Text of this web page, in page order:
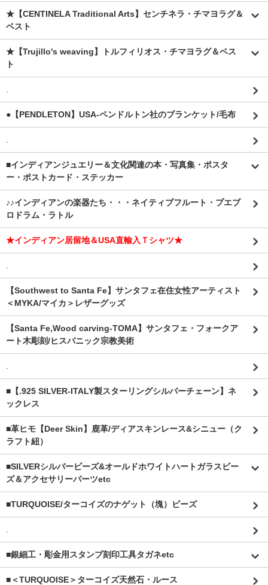
★【CENTINELA Traditional Arts】センチネラ・チマヨラグ＆
ベスト
★【Trujillo's weaving】トルフィリオス・チマヨラグ＆ベス
ト
.
●【PENDLETON】USA-ペンドルトン社のブランケット/毛布
.
■インディアンジュエリー＆文化関連の本・写真集・ポスタ
ー・ポストカード・ステッカー
♪♪インディアンの楽器たち・・・ネイティブフルート・プエブ
ロドラム・ラトル
★インディアン居留地＆USA直輸入Ｔシャツ★
.
【Southwest to Santa Fe】サンタフェ在住女性アーティスト
＜MYKA/マイカ＞レザーグッズ
【Santa Fe,Wood carving-TOMA】サンタフェ・フォークア
ート木彫刻/ヒスパニック宗教美術
.
■【.925 SILVER-ITALY製スターリングシルバーチェーン】ネ
ックレス
■革ヒモ【Deer Skin】鹿革/ディアスキンレース&シニュー（ク
ラフト紐）
■SILVERシルバービーズ&オールドホワイトハートガラスビー
ズ＆アクセサリーパーツetc
■TURQUOISE/ターコイズのナゲット（塊）ビーズ
.
■銀細工・彫金用スタンプ刻印工具タガネetc
■＜TURQUOISE＞ターコイズ天然石・ルース